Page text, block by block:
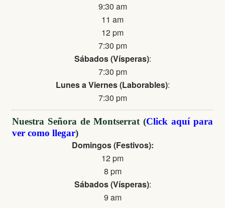
9:30 am
11 am
12 pm
7:30 pm
Sábados (Vísperas):
7:30 pm
Lunes a Viernes (Laborables):
7:30 pm
Nuestra Señora de Montserrat (Click aquí para
ver como llegar)
Domingos (Festivos):
12 pm
8 pm
Sábados (Vísperas):
9 am